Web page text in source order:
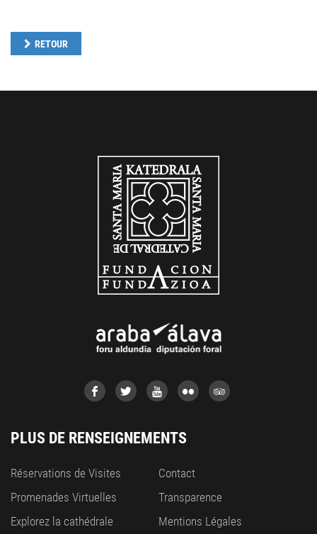
RETOUR
PLUS DE RENSEIGNEMENTS
Réservations de Visites
Promenades Virtuelles
Explorez la cathédrale
Contact
Transparence
Mentions Légales